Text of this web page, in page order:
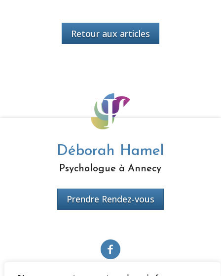
Retour aux articles
Déborah Hamel
Psychologue à Annecy
Prendre Rendez-vous